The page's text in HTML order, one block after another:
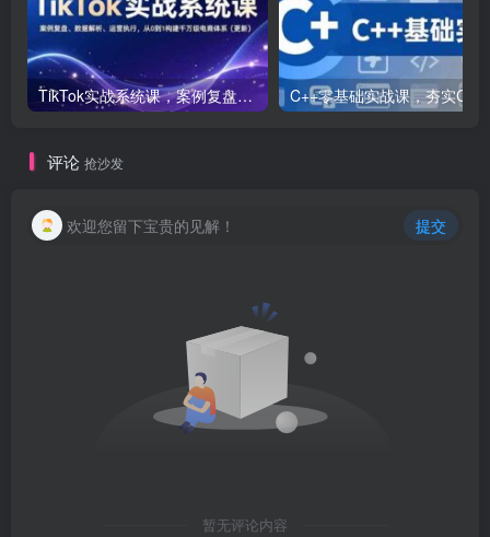
TikTok实战系统课，案例复盘、数据解析、运营执行，从0到1构建千万级电商体系（更新）
评论 抢沙发
欢迎您留下宝贵的见解！ 提交
暂无评论内容